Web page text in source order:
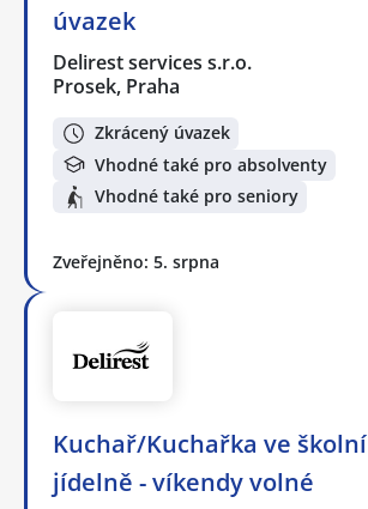
úvazek
Delirest services s.r.o.
Prosek, Praha
Zkrácený úvazek
Vhodné také pro absolventy
Vhodné také pro seniory
Zveřejněno: 5. srpna
Kuchař/Kuchařka ve školní
jídelně - víkendy volné